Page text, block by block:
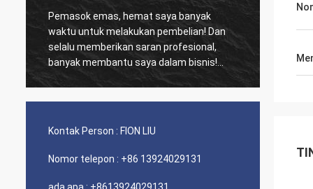
Pemasok emas, hemat saya banyak
waktu untuk melakukan pembelian! Dan
selalu memberikan saran profesional,
banyak membantu saya dalam bisnis!
Terima kasih! Semuanya dalam urutan
berkualitas tinggi dan akan menghubungi
Banyak
dan
Kontak Person : FION LIU
Nomor telepon : +86 13924029131